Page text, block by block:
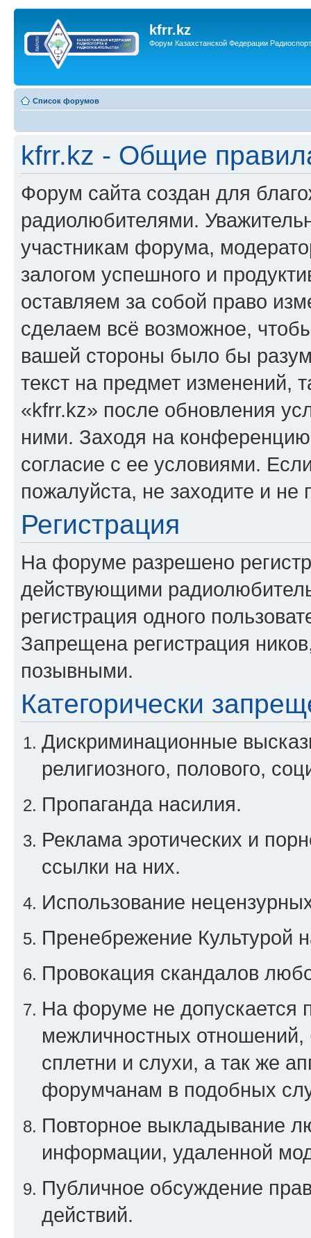
kfrr.kz
Форум Казахстанской Федерации
Список форумов
kfrr.kz - Общие
Форум сайта создан для
радиолюбителями.
участникам форума,
залогом успешного и
оставляем за собой право
сделаем всё возможное,
вашей стороны было бы
текст на предмет изменений,
«kfrr.kz» после обновления
ними. Заходя на
согласие с ее условиями.
пожалуйста, не заходите и
Регистрация
На форуме разрешено
действующими
регистрация одного
Запрещена регистрация
позывными.
Категорически
Дискриминационные
религиозного, полового,
Пропаганда насилия.
Реклама эротических и
ссылки на них.
Использование
Пренебрежение Культурой
Провокация скандалов
На форуме не допускается
межличностных отношений,
сплетни и слухи, а так же
форумчанам в подобных
Повторное выкладывание
информации, удаленной
Публичное обсуждение
действий.